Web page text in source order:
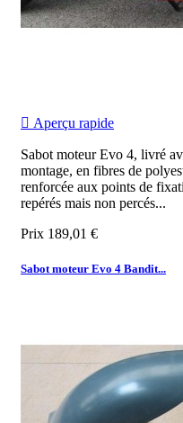
 Aperçu rapide
Sabot moteur Evo 4, livré
montage, en fibres de
renforcée aux points de
repérés mais non percés...
Prix 189,01 €
Sabot moteur Evo 4 Bandit...